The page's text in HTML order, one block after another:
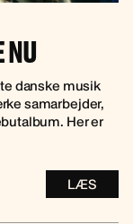
NU
danske musik
samarbejder,
Her er
LÆS